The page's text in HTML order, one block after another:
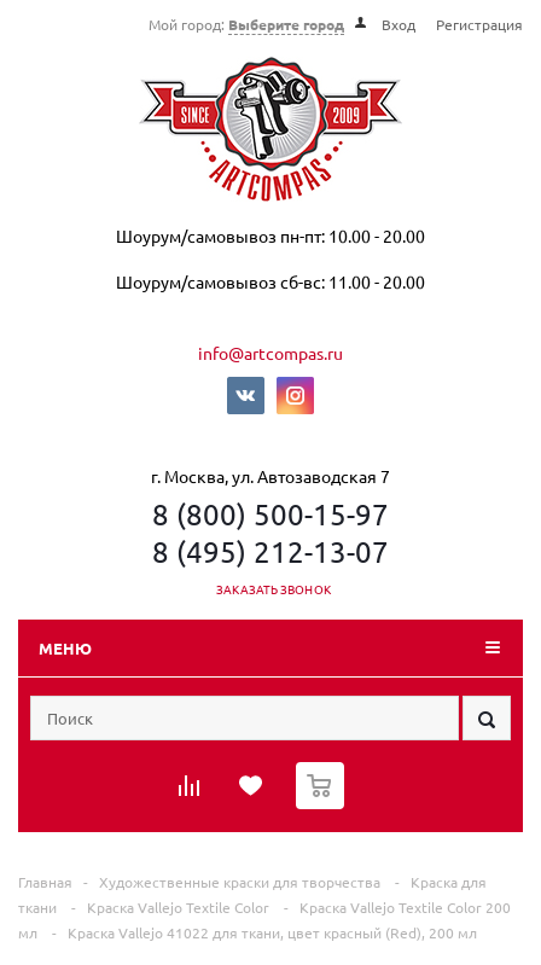
Мой город: Выберите город Вход Регистрация
Шоурум/самовывоз пн-пт: 10.00 - 20.00
Шоурум/самовывоз сб-вс: 11.00 - 20.00
info@artcompas.ru
г. Москва, ул. Автозаводская 7
8 (800) 500-15-97
8 (495) 212-13-07
ЗАКАЗАТЬ ЗВОНОК
МЕНЮ
0
Главная - Художественные краски для творчества -
Краска для
ткани
- Краска Vallejo Textile Color -
Краска Vallejo Textile Color 200
мл
- Краска Vallejo 41022 для ткани, цвет красный (Red), 200 мл